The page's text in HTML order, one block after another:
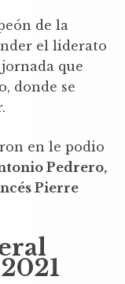
de la
el liderato
que
donde se
en le podio
Pedrero,
Pierre